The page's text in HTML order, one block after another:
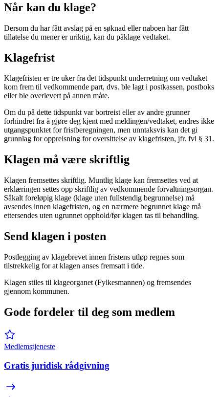
Når kan du klage?
Dersom du har fått avslag på en søknad eller naboen har fått
tillatelse du mener er uriktig, kan du påklage vedtaket.
Klagefrist
Klagefristen er tre uker fra det tidspunkt underretning om vedtaket
kom frem til vedkommende part, dvs. ble lagt i postkassen, postboks
eller ble overlevert på annen måte.
Om du på dette tidspunkt var bortreist eller av andre grunner
forhindret fra å gjøre deg kjent med meldingen/vedtaket, endres ikke
utgangspunktet for fristberegningen, men unntaksvis kan det gi
grunnlag for oppreisning for oversittelse av klagefristen, jfr. fvl § 31.
Klagen må være skriftlig
Klagen fremsettes skriftlig. Muntlig klage kan fremsettes ved at
erklæringen settes opp skriftlig av vedkommende forvaltningsorgan.
Såkalt foreløpig klage (klage uten fullstendig begrunnelse) må
avsendes innen klagefristen, og en nærmere begrunnet klage må
ettersendes uten ugrunnet opphold/før klagen tas til behandling.
Send klagen i posten
Postlegging av klagebrevet innen fristens utløp regnes som
tilstrekkelig for at klagen anses fremsatt i tide.
Klagen stiles til klageorganet (Fylkesmannen) og fremsendes
gjennom kommunen.
Gode fordeler til deg som medlem
Medlemstjeneste
Gratis juridisk rådgivning